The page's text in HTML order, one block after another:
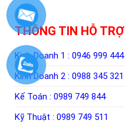
THÔNG TIN HỖ TRỢ
Kinh Doanh 1 : 0946 999 444
Kinh Doanh 2 : 0988 345 321
Kế Toán : 0989 749 844
Kỹ Thuật : 0989 749 511